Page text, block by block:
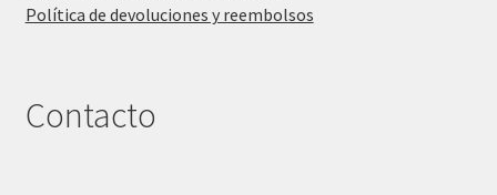
Política de devoluciones y reembolsos
Contacto